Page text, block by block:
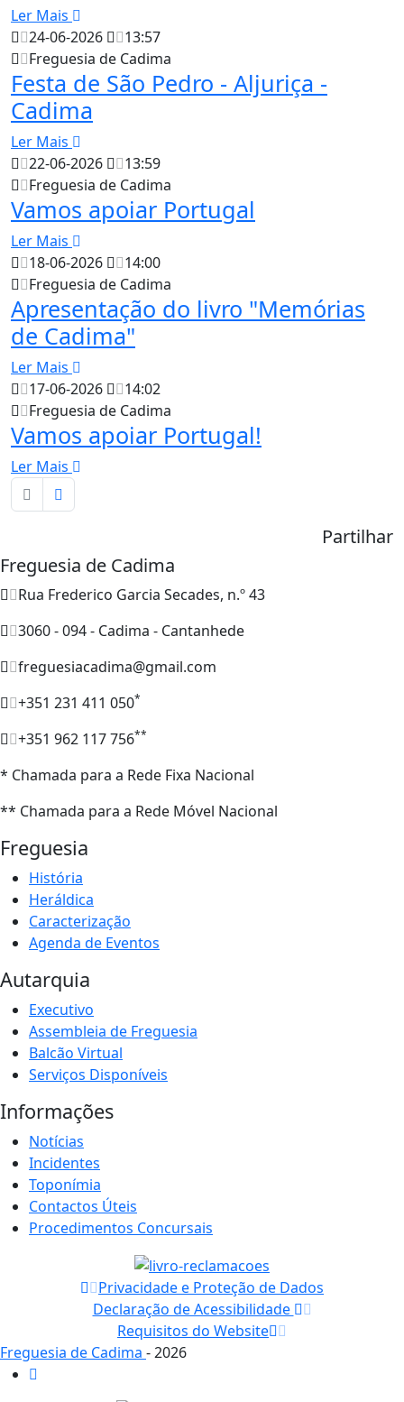
Ler Mais
24-06-2026
13:57
Freguesia de Cadima
Festa de São Pedro - Aljuriça -
Cadima
Ler Mais
22-06-2026
13:59
Freguesia de Cadima
Vamos apoiar Portugal
Ler Mais
18-06-2026
14:00
Freguesia de Cadima
Apresentação do livro "Memórias
de Cadima"
Ler Mais
17-06-2026
14:02
Freguesia de Cadima
Vamos apoiar Portugal!
Ler Mais
Partilhar
Freguesia de Cadima
Rua Frederico Garcia Secades, n.º 43
3060 - 094 - Cadima - Cantanhede
freguesiacadima@gmail.com
+351 231 411 050*
+351 962 117 756**
* Chamada para a Rede Fixa Nacional
** Chamada para a Rede Móvel Nacional
Freguesia
História
Heráldica
Caracterização
Agenda de Eventos
Autarquia
Executivo
Assembleia de Freguesia
Balcão Virtual
Serviços Disponíveis
Informações
Notícias
Incidentes
Toponímia
Contactos Úteis
Procedimentos Concursais
Privacidade e Proteção de Dados
Declaração de Acessibilidade
Requisitos do Website
Freguesia de Cadima - 2026